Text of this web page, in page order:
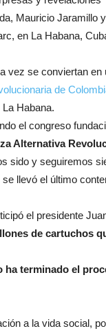
Mauricio Jaramillo
en La Habana,
vez se conviertan
de
Habana.
el congreso
Alternativa
sido y seguiremos
llevó el último
el presidente
de cartuchos
ha terminado el
a la vida social,